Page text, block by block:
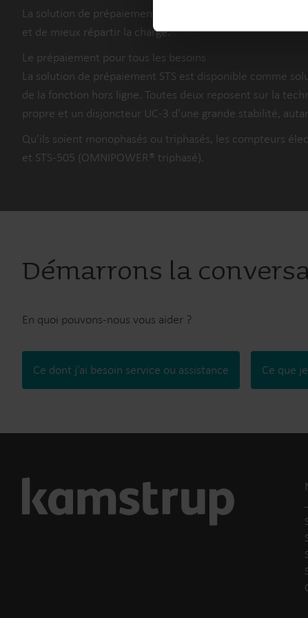
La solution de prépaiement STS est à même de gérer
et de mieux répartir la charge.
Le prépaiement pour tous les besoins
La solution de prépaiement STS est disponible comme
de la fonction hors ligne. Toutes deux reposent sur la
propre et un disjoncteur UC-3 d’une grande stabilité,
Qu’ils soient monophasés ou triphasés, les compteurs
et STS-505 (OMNIPOWER® triphasé).
Démarrons la
En quoi pouvons-nous vous aider ?
Ce dont j’ai besoin service ou assistance Ce que